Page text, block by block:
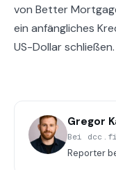
von Better
ein anfängliches
US-Dollar schließen.
Gregor
Bei
Reporter